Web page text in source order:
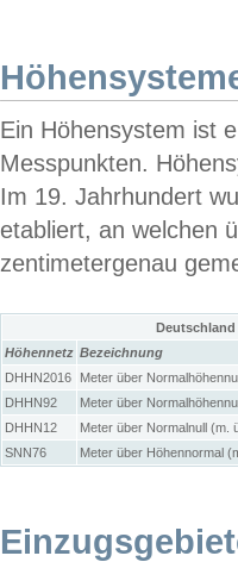
Ein Höhensystem ist
Messpunkten.
Im 19. Jahrhundert
etabliert, an welchen
zentimetergenau
Höhennetz Bezeichnung
DHHN2016
Meter über
DHHN92
Meter über
DHHN12
Meter über Normalnull (m.
SNN76
Meter über Höhennormal